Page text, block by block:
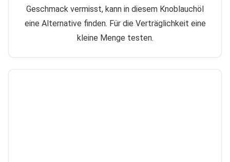
Geschmack vermisst, kann in diesem Knoblauchöl
eine Alternative finden. Für die Verträglichkeit eine
kleine Menge testen.